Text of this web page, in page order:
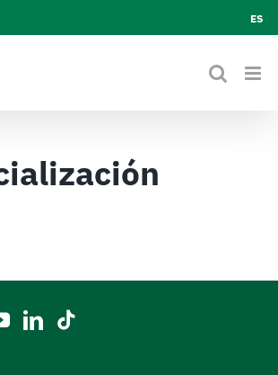
ES